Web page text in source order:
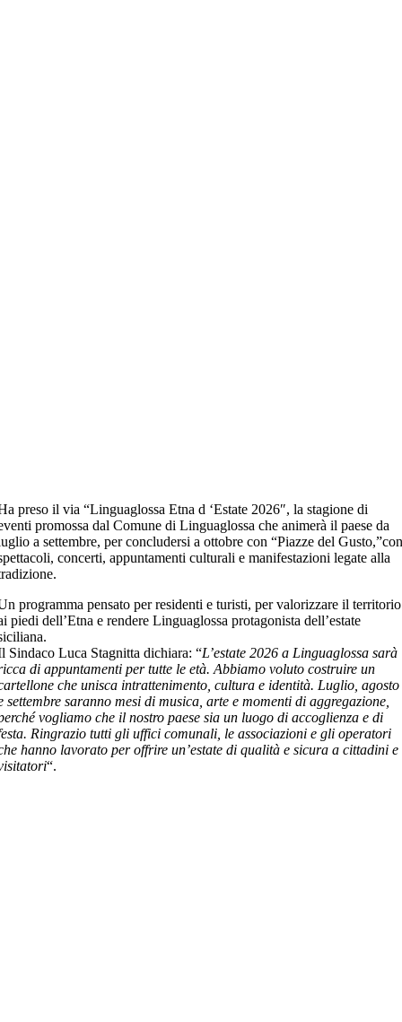
preso il via “Linguaglossa Etna d ‘Estate 2026″, la stagione di
promossa dal Comune di Linguaglossa che animerà il paese da
a settembre, per concludersi a ottobre con “Piazze del
concerti, appuntamenti culturali e manifestazioni legate alla
programma pensato per residenti e turisti, per valorizzare il territorio
piedi dell’Etna e rendere Linguaglossa protagonista dell’estate
Sindaco Luca Stagnitta dichiara: “L’estate 2026 a Linguaglossa sarà
di appuntamenti per tutte le età. Abbiamo voluto costruire un
che unisca intrattenimento, cultura e identità. Luglio, agosto
settembre saranno mesi di musica, arte e momenti di aggregazione,
vogliamo che il nostro paese sia un luogo di accoglienza e di
Ringrazio tutti gli uffici comunali, le associazioni e gli operatori
hanno lavorato per offrire un’estate di qualità e sicura a cittadini e
“.